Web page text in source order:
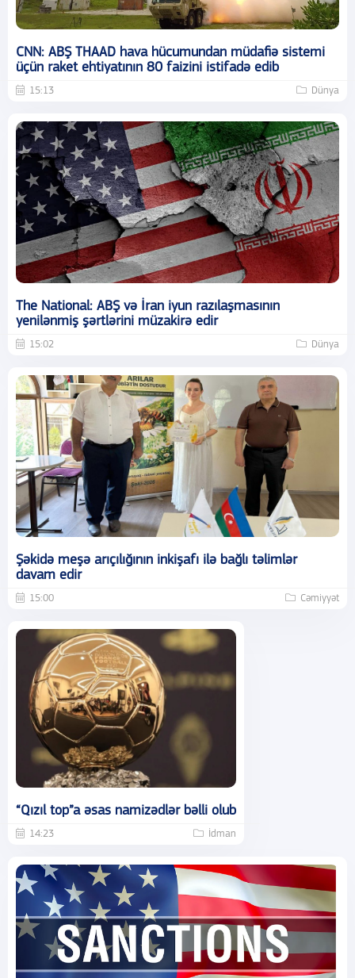
CNN: ABŞ THAAD hava hücumundan müdafiə sistemi
üçün raket ehtiyatının 80 faizini istifadə edib
15:13 Dünya
The National: ABŞ və İran iyun razılaşmasının
yenilənmiş şərtlərini müzakirə edir
15:02 Dünya
Şəkidə meşə arıçılığının inkişafı ilə bağlı təlimlər
davam edir
15:00 Cəmiyyət
“Qızıl top”a əsas namizədlər bəlli olub
14:23 İdman